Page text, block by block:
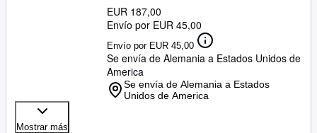
EUR 187,00
Envío por EUR 45,00
Envío por EUR 45,00
Se envía de Alemania a Estados Unidos de
America
Se envía de Alemania a Estados
Unidos de America
Mostrar más